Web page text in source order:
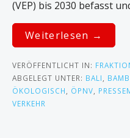
(VEP) bis 2030 befasst
Weiterlesen →
VERÖFFENTLICHT IN:
ABGELEGT UNTER: BALI
ÖKOLOGISCH
ÖPNV
VERKEHR